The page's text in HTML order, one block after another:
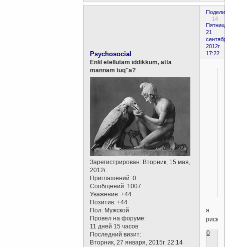
14
21
2012г.
17:22
Psychosocial
Enlil etellūtam iddikkum, atta
mannam tuq''a?
Зарегистрирован: Вторник, 15 мая,
2012г.
Приглашений: 0
Сообщений: 1007
Уважение: +44
Позитив: +44
Пол: Мужской
Провел на форуме:
11 дней 15 часов
Последний визит:
Вторник, 27 января, 2015г. 22:14
я
рискну
0